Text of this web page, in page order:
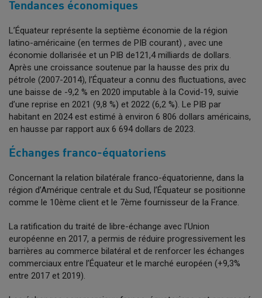
Tendances économiques
L’Équateur représente la septième économie de la région
latino-américaine (en termes de PIB courant) , avec une
économie dollarisée et un PIB de121,4 milliards de dollars.
Après une croissance soutenue par la hausse des prix du
pétrole (2007-2014), l’Équateur a connu des fluctuations, avec
une baisse de -9,2 % en 2020 imputable à la Covid-19, suivie
d’une reprise en 2021 (9,8 %) et 2022 (6,2 %). Le PIB par
habitant en 2024 est estimé à environ 6 806 dollars américains,
en hausse par rapport aux 6 694 dollars de 2023.
Échanges franco-équatoriens
Concernant la relation bilatérale franco-équatorienne, dans la
région d’Amérique centrale et du Sud, l’Équateur se positionne
comme le 10ème client et le 7ème fournisseur de la France.
La ratification du traité de libre-échange avec l’Union
européenne en 2017, a permis de réduire progressivement les
barrières au commerce bilatéral et de renforcer les échanges
commerciaux entre l’Équateur et le marché européen (+9,3%
entre 2017 et 2019).